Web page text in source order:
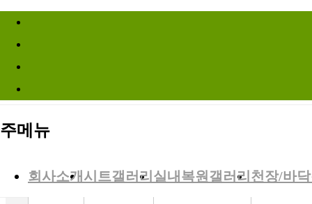
바로가기메뉴
주메뉴
회사소개 시트갤러리 실내복원갤러리 천장/바
으로 만들어 갑니다.